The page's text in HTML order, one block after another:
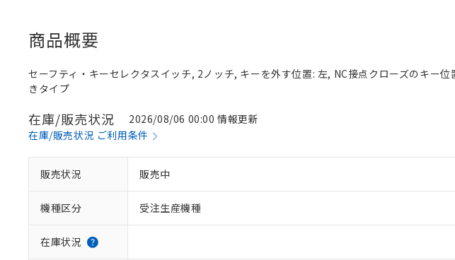
商品概要
セーフティ・キーセレクタスイッチ, 2ノッチ, キーを外す位置: 左, NC接点クローズのキー
きタイプ
在庫/販売状況
2026/08/06 00:00 情報更新
在庫/販売状況 ご利用条件
販売状況 販売中
機種区分 受注生産機種
在庫状況